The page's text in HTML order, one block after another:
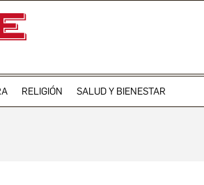
RELIGIÓN SALUD Y BIENESTAR